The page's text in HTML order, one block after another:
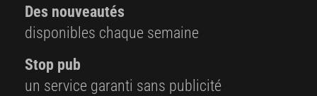
Des nouveautés
disponibles chaque semaine
Stop pub
un service garanti sans publicité